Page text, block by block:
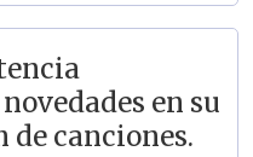
en su
de canciones.